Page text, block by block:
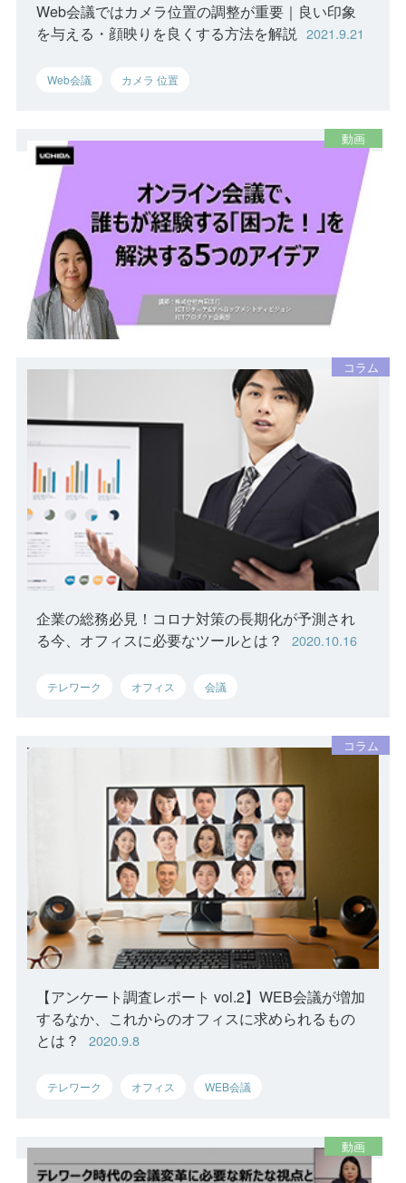
Web会議ではカメラ位置の調整が重要｜良い印象
を与える・顔映りを良くする方法を解説 2021.9.21
Web会議 カメラ 位置
オンライン会議で、誰もが経験する「困った！」
2021.1.26
おすすめの機器
企業の総務必見！コロナ対策の長期化が予測され
る今、オフィスに必要なツールとは？
2020.10.16
テレワーク オフィス 会議
【アンケート調査レポート vol.2】WEB会議が増加
するなか、これからのオフィスに求められるもの
とは？
2020.9.8
テレワーク オフィス WEB会議